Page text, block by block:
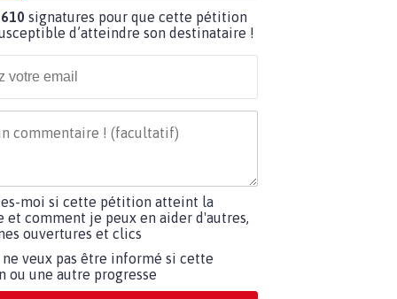
signatures pour que cette pétition
d’atteindre son destinataire !
moi si cette pétition atteint la
et comment je peux en aider d'autres,
ouvertures et clics
ne veux pas être informé si cette
ou une autre progresse